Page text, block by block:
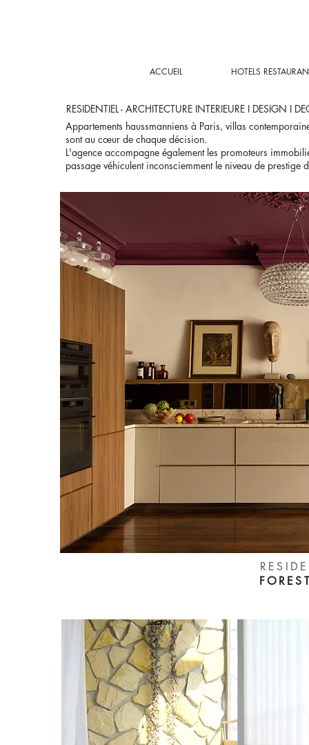
ACCUEIL HOTELS
RESIDENTIEL - ARCHITECTURE INTERIEURE I DESIGN I
Appartements haussmanniens à Paris, villas
sont au cœur de chaque décision.
L'agence accompagne également les promoteurs
passage véhiculent inconsciemment le niveau de